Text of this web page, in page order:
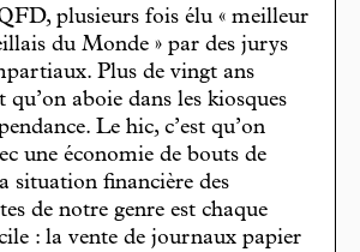
plusieurs fois élu « meilleur
du Monde » par des jurys
Plus de vingt ans
qu’on aboie dans les kiosques
Le hic, c’est qu’on
une économie de bouts de
situation financière des
de notre genre est chaque
: la vente de journaux papier